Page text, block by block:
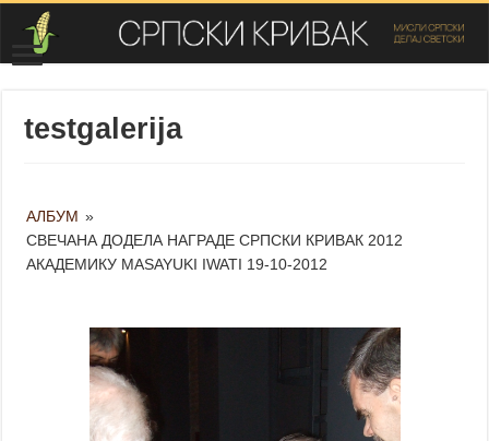
testgalerija
АЛБУМ »
СВЕЧАНА ДОДЕЛА НАГРАДЕ СРПСКИ КРИВАК 2012
АКАДЕМИКУ MASAYUKI IWATI 19-10-2012